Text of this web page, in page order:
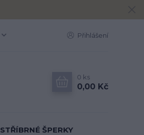
Přihlášení
0 ks
0,00 Kč
STŘÍBRNÉ ŠPERKY